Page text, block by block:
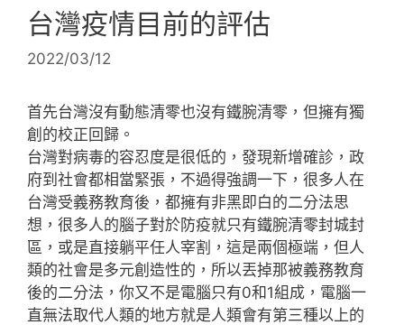
台灣疫情目前的評估
2022/03/12
首先台灣沒有動態清零也沒有鐵腕清零，但擁有獨
創的校正回歸。
台灣對病毒的容忍度是很低的，發現新增確診，政
府到社會都相當緊張，不過得強調一下，很多人在
台灣受義務教育後，都擁有非黑即白的二分法思
想，很多人的腦子對於防疫就只有鐵腕清零封城封
區，或是直接躺平任人宰割，這是兩個極端，但人
類的社會是多元創造性的，所以丟掉那被義務教育
後的二分法，你又不是電腦只有0和1組成，電腦一
直無法取代人類的地方就是人類會有第三種以上的